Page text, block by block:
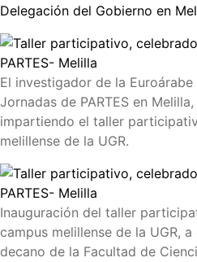
Delegación del Gobierno en
El investigador de la
Jornadas de PARTES en
impartiendo el taller
melillense de la UGR.
Inauguración del taller
campus melillense de la UGR,
decano de la Facultad de